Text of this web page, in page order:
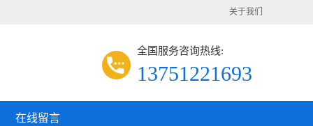
关于我们
全国服务咨询热线:
13751221693
在线留言